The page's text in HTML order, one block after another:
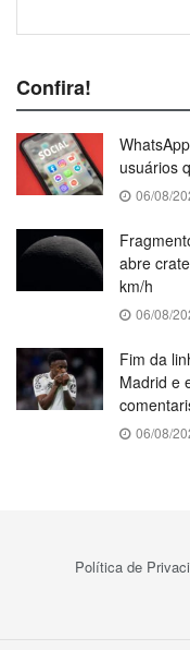
Confira!
usuários
06/08/
abre
km/h
06/08/
Fim da
Madrid e
06/08/
Política de